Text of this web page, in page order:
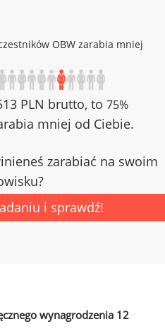
OBW zarabia mniej
PLN brutto, to 75%
mniej od Ciebie.
zarabiać na swoim
i sprawdź!
wynagrodzenia 12